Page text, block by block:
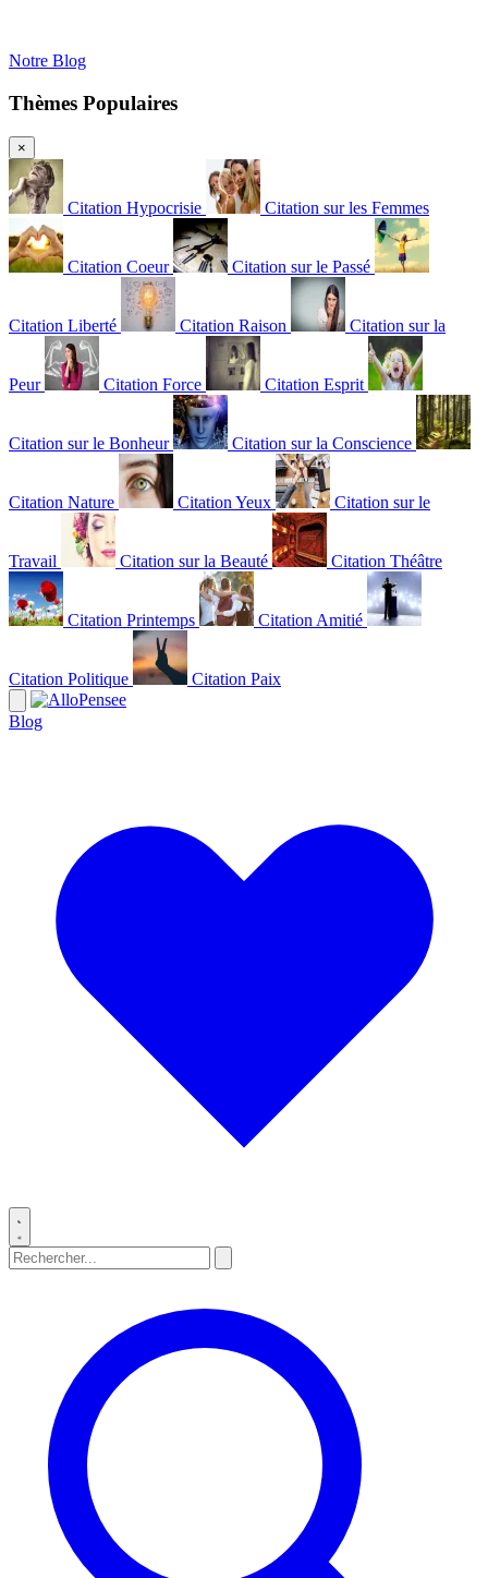
Notre Blog
Thèmes Populaires
×
Citation Hypocrisie Citation sur les Femmes
Citation Coeur Citation sur le Passé
Citation Liberté Citation Raison Citation sur la
Peur Citation Force Citation Esprit
Citation sur le Bonheur Citation sur la Conscience
Citation Nature Citation Yeux Citation sur le
Travail Citation sur la Beauté Citation Théâtre
Citation Printemps Citation Amitié
Citation Politique Citation Paix
Blog